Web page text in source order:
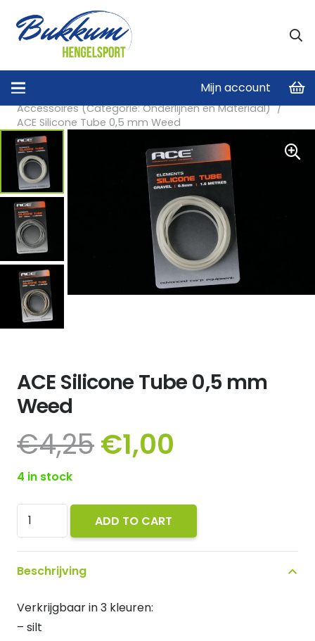
Mijn account
Home
Accessoires (Categorie: Onderlijnen en Materiaal) /
ACE Silicone Tube 0,5 mm Weed
ACE Silicone Tube 0,5 mm
Weed
€4,25€1,00
4 in stock
ACE
Silicone
Tube
0,5
Weed
quantity
ADD TO CART
Beschrijving
Verkrijgbaar in 3 kleuren:
– silt